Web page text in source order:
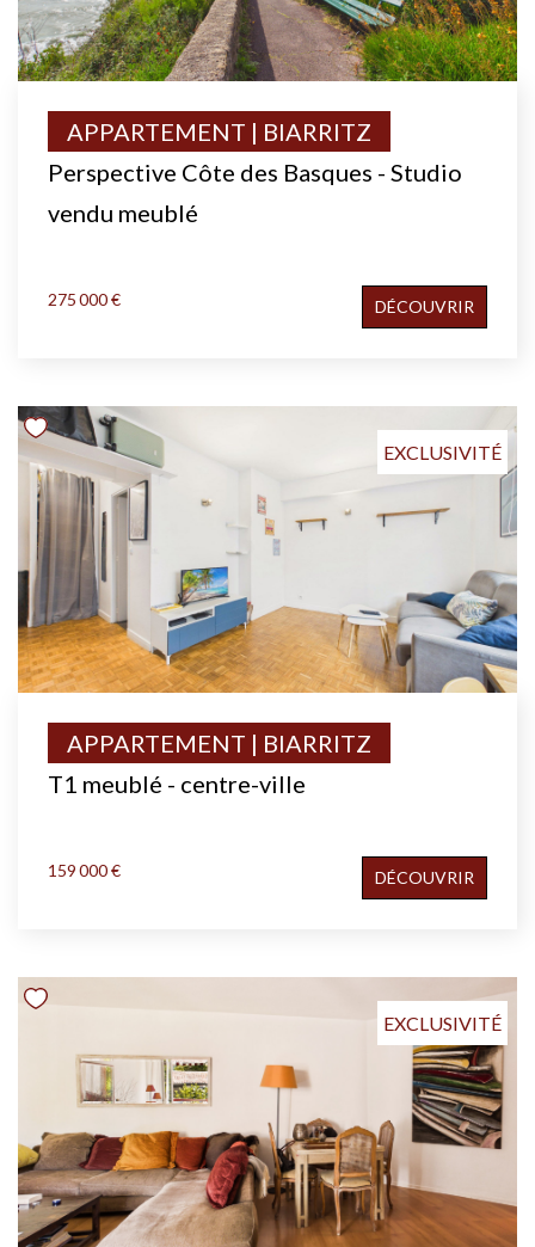
Perspective Côte des Basques - Studio
vendu meublé
APPARTEMENT | BIARRITZ
275 000 € DÉCOUVRIR
EXCLUSIVITÉ
T1 meublé - centre-ville
APPARTEMENT | BIARRITZ
159 000 € DÉCOUVRIR
EXCLUSIVITÉ